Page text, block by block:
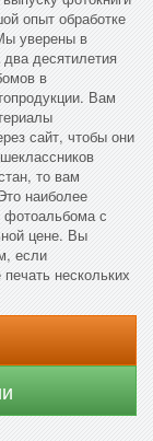
опыт обработке
уверены в
десятилетия
в
Вам
сайт, чтобы они
то вам
наиболее
фотоальбома с
цене. Вы
если
нескольких